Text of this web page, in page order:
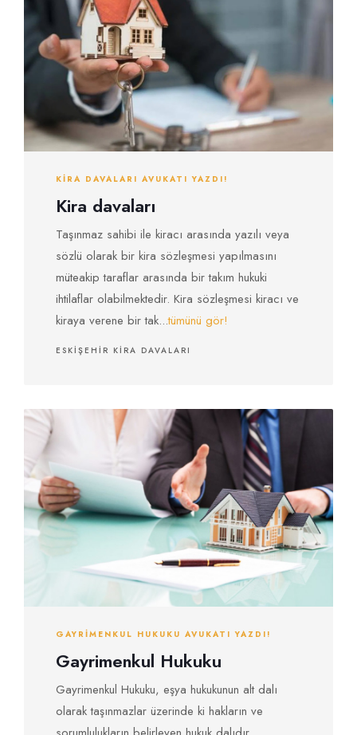
KIRA DAVALARI AVUKATI YAZDI!
Kira davaları
Taşınmaz sahibi ile kiracı arasında yazılı veya
sözlü olarak bir kira sözleşmesi yapılmasını
müteakip taraflar arasında bir takım hukuki
ihtilaflar olabilmektedir. Kira sözleşmesi kiracı ve
kiraya verene bir tak...tümünü gör!
ESKIŞEHIR KIRA DAVALARI
GAYRIMENKUL HUKUKU AVUKATI YAZDI!
Gayrimenkul Hukuku
Gayrimenkul Hukuku, eşya hukukunun alt dalı
olarak taşınmazlar üzerinde ki hakların ve